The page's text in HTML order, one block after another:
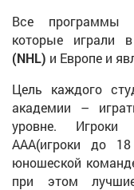
Все программы
которые играли
(NHL) и Европе и
Цель каждого
академии –
уровне. Игроки
AAA(игроки до
юношеской
при этом